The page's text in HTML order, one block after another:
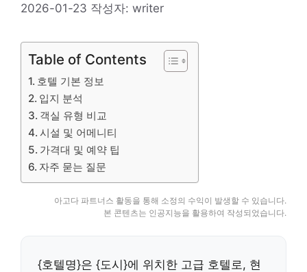
2026-01-23 작성자: writer
Table of Contents
호텔 기본 정보
입지 분석
객실 유형 비교
시설 및 어메니티
가격대 및 예약 팁
자주 묻는 질문
아고다 파트너스 활동을 통해 소정의 수익이 발생할 수 있습니다.
본 콘텐츠는 인공지능을 활용하여 작성되었습니다.
{호텔명}은 {도시}에 위치한 고급 호텔로, 현